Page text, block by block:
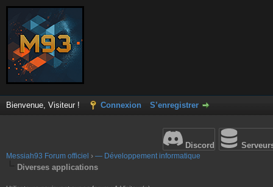
Bienvenue, Visiteur ! Connexion S’enregistrer
Discord
Messiah93 Forum officiel › — Développement informatique
Diverses applications